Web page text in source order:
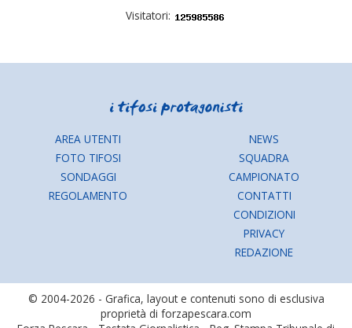
Visitatori:
AREA UTENTI
FOTO TIFOSI
SONDAGGI
REGOLAMENTO
NEWS
SQUADRA
CAMPIONATO
CONTATTI
CONDIZIONI
PRIVACY
REDAZIONE
© 2004-2026 - Grafica, layout e contenuti sono di esclusiva
proprietà di forzapescara.com